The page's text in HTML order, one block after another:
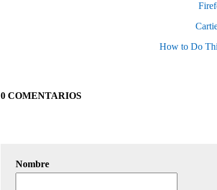
How to Do
0 COMENTARIOS
Nombre